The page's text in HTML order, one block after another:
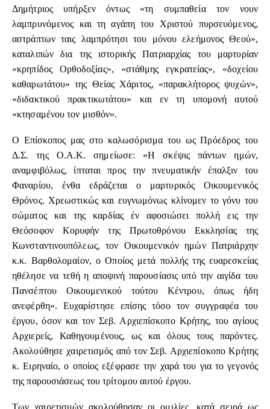
Δημήτριος υπήρξεν όντως «τη συμπαθεία τον νουν
λαμπρυνόμενος και τη αγάπη του Χριστού πυρσευόμενος,
αστράπτων ταις λαμπρότησι του μόνου ελεήμονος Θεού»,
καταλιπών δια της ιστορικής Πατριαρχίας του μαρτυρίαν
«κρηπίδος Ορθοδοξίας», «στάθμης εγκρατείας», «δοχείου
καθαρωτάτου» της Θείας Χάριτος, «παρακλήτορος ψυχών»,
«διδακτικού πρακτικωτάτου» και εν τη υπομονή αυτού
«κτησαμένου τον μισθόν».
Ο Επίσκοπος μας στο καλωσόρισμα του ως Πρόεδρος του
Δ.Σ. της Ο.Α.Κ. σημείωσε: «Η σκέψις πάντων ημών,
αναμφιβόλως, ίπταται προς την πνευματικήν έπαλξιν του
Φαναρίου, ένθα εδράζεται ο μαρτυρικός Οικουμενικός
Θρόνος. Χρεωστικώς και ευγνωμόνως κλίνομεν το γόνυ του
σώματος και της καρδίας έν αφοσιώσει πολλή εις την
Θεόσοφον Κορυφήν της Πρωτοθρόνου Εκκλησίας της
Κωνσταντινουπόλεως, τον Οικουμενικόν ημών Πατριάρχην
κ.κ. Βαρθολομαίον, ο Οποίος μετά πολλής της ευαρεσκείας
ηθέλησε να τεθή η αποψινή παρουσίασις υπό την αιγίδα του
Πανσέπτου Οικουμενικού τούτου Κέντρου, όπως ήδη
ανεφέρθη». Ευχαρίστησε επίσης τόσο τον συγγραφέα του
έργου, όσον και τον Σεβ. Αρχιεπίσκοπο Κρήτης, του αγίους
Αρχιερείς, Καθηγουμένους, ως και όλους τους παρόντες.
Ακολούθησε χαιρετισμός από τον Σεβ. Αρχιεπίσκοπο Κρήτης
κ. Ειρηναίο, ο οποίος εξέφρασε την χαρά του για το γεγονός
της παρουσιάσεως του τρίτομου αυτού έργου.
Των χαιρετισμών ακολούθησαν οι ομιλίες, κατά σειρά ως